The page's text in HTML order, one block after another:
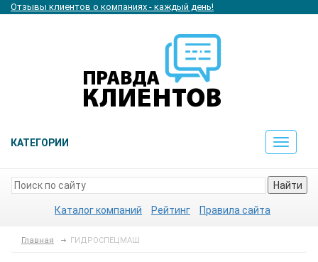
Отзывы клиентов о компаниях - каждый день!
КАТЕГОРИИ
Toggle
Найти
Каталог компаний Рейтинг Правила сайта
Главная ГИДРОСПЕЦМАШ